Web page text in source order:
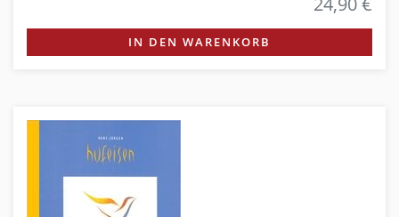
IN DEN WARENKORB